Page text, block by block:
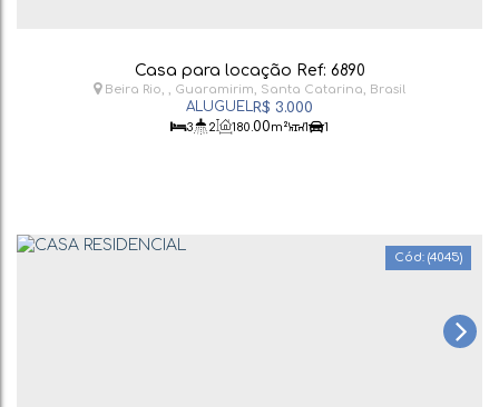
Casa para locação Ref: 6890
R$ 3.000
Beira Rio , Guaramirim, Santa Catarina, Brasil
3 2 180 .00m² 1 1
(4045)